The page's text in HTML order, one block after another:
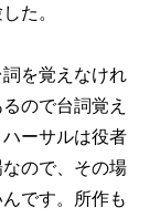
た。
を覚えなけれ
ので台詞覚え
ーサルは役者
ので、その場
です。所作も